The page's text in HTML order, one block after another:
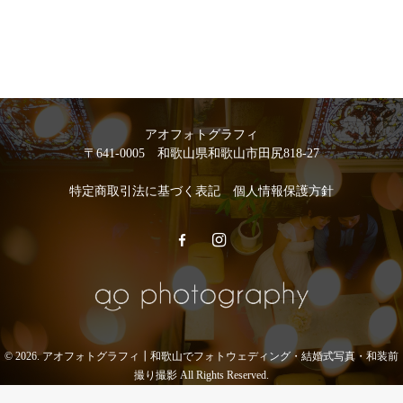
アオフォトグラフィ
〒641-0005 和歌山県和歌山市田尻818-27
特定商取引法に基づく表記 個人情報保護方針
© 2026. アオフォトグラフィ┃和歌山でフォトウェディング・結婚式写真・和装前
撮り撮影 All Rights Reserved.